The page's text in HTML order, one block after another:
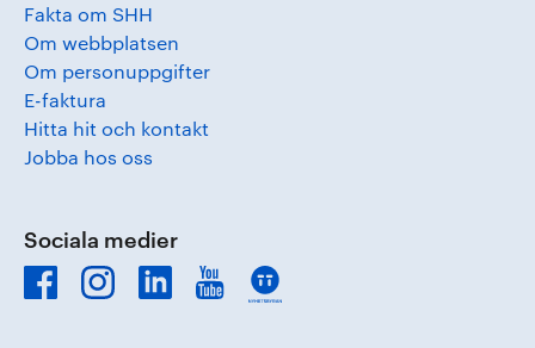
Fakta om SHH
Om webbplatsen
Om personuppgifter
E-faktura
Hitta hit och kontakt
Jobba hos oss
Sociala medier